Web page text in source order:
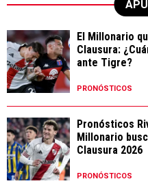
El Millonario
Clausura:
ante Tigre?
PRONÓSTICOS
Pronósticos
Millonario
Clausura 2026
PRONÓSTICOS